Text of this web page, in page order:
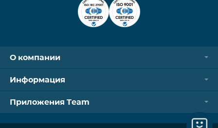
О компании
Информация
Приложения Team